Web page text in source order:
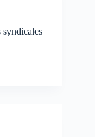
syndicales